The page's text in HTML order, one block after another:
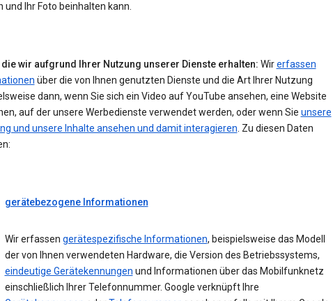
und Ihr Foto beinhalten kann.
die wir aufgrund Ihrer Nutzung unserer Dienste erhalten: Wirerfassen
über die von Ihnen genutzten Dienste und die Art Ihrer Nutzung
dann, wenn Sie sich ein Video auf YouTube ansehen, eine Website
auf der unsere Werbedienste verwendet werden, oder wenn Sie unsere
und unsere Inhalte ansehen und damit interagieren. Zu diesen Daten
gerätebezogene Informationen
Wir erfassen gerätespezifische Informationen, beispielsweise das Modell
der von Ihnen verwendeten Hardware, die Version des Betriebssystems,
eindeutige Gerätekennungen und Informationen über das Mobilfunknetz
einschließlich Ihrer Telefonnummer. Google verknüpft Ihre